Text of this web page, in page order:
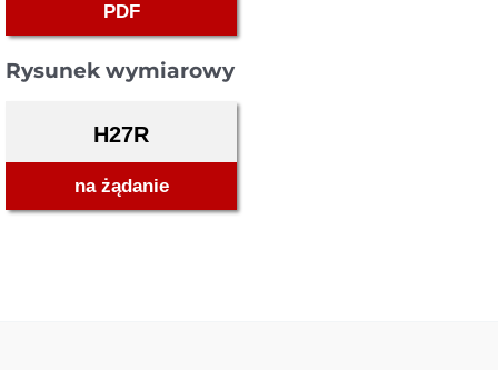
PDF
Rysunek wymiarowy
H27R
na żądanie